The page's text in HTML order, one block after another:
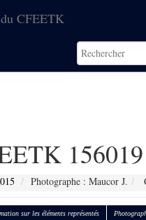
CFEETK
156019
Photographe : Maucor J.
sur les éléments représentés